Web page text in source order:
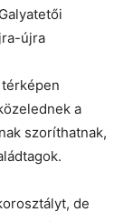
újra
a
szoríthatnak,
de